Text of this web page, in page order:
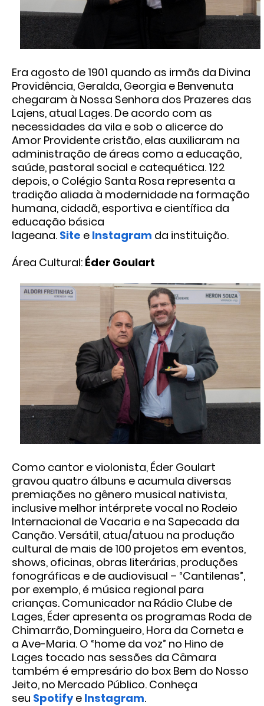
Era agosto de 1901 quando as irmãs da Divina
Providência, Geralda, Georgia e Benvenuta
chegaram à Nossa Senhora dos Prazeres das
Lajens, atual Lages. De acordo com as
necessidades da vila e sob o alicerce do
Amor Providente cristão, elas auxiliaram na
administração de áreas como a educação,
saúde, pastoral social e catequética. 122
depois, o Colégio Santa Rosa representa a
tradição aliada à modernidade na formação
humana, cidadã, esportiva e científica da
educação básica
lageana. Site e Instagram da instituição.
Área Cultural: Éder Goulart
Como cantor e violonista, Éder Goulart
gravou quatro álbuns e acumula diversas
premiações no gênero musical nativista,
inclusive melhor intérprete vocal no Rodeio
Internacional de Vacaria e na Sapecada da
Canção. Versátil, atua/atuou na produção
cultural de mais de 100 projetos em eventos,
shows, oficinas, obras literárias, produções
fonográficas e de audiovisual – “Cantilenas”,
por exemplo, é música regional para
crianças. Comunicador na Rádio Clube de
Lages, Éder apresenta os programas Roda de
Chimarrão, Domingueiro, Hora da Corneta e
a Ave-Maria. O “home da voz” no Hino de
Lages tocado nas sessões da Câmara
também é empresário do box Bem do Nosso
Jeito, no Mercado Público. Conheça
seu Spotify e Instagram.